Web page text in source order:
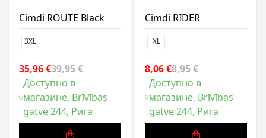
Cimdi ROUTE Black
3XL
35,96 €39,95 €
Доступно в
магазине, Brīvības
gatve 244, Рига
Cimdi RIDER
XL
8,06 €8,95 €
Доступно в
магазине, Brīvības
gatve 244, Рига